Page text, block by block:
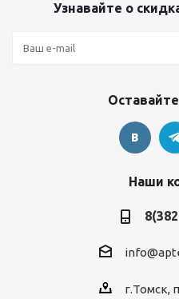
Узнавайте о
Наши
г.Томск,